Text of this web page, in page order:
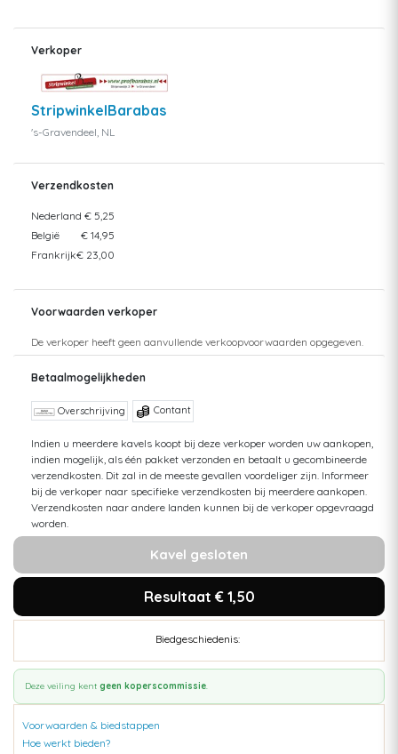
Verkoper
StripwinkelBarabas
's-Gravendeel, NL
Verzendkosten
Nederland € 5,25
België
€ 14,95
Frankrijk€ 23,00
Voorwaarden verkoper
De verkoper heeft geen aanvullende verkoopvoorwaarden opgegeven.
Betaalmogelijkheden
Overschrijving Contant
Indien u meerdere kavels koopt bij deze verkoper worden uw aankopen,
indien mogelijk, als één pakket verzonden en betaalt u gecombineerde
verzendkosten. Dit zal in de meeste gevallen voordeliger zijn. Informeer
bij de verkoper naar specifieke verzendkosten bij meerdere aankopen.
Verzendkosten naar andere landen kunnen bij de verkoper opgevraagd
worden.
Kavel gesloten
Resultaat € 1,50
Biedgeschiedenis:
Deze veiling kent geen koperscommissie.
Voorwaarden & biedstappen
Hoe werkt bieden?